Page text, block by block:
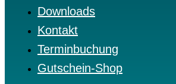
Downloads
Kontakt
Terminbuchung
Gutschein-Shop